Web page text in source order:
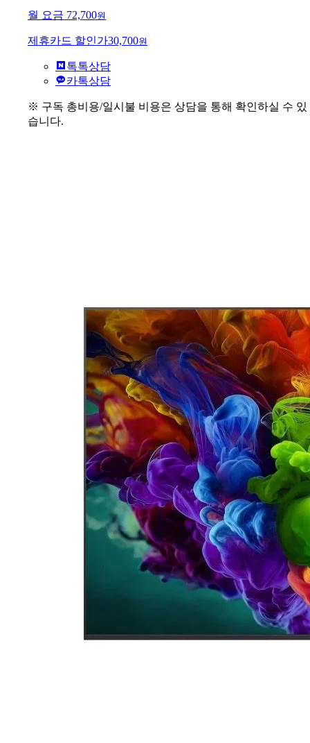
월 요금 72,700원
제휴카드 할인가30,700원
톡톡상담
카톡상담
※ 구독 총비용/일시불 비용은 상담을 통해 확인하실 수 있
습니다.